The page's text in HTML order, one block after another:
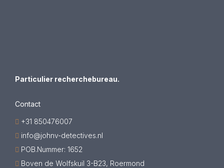
Particulier recherchebureau.
Contact
+31 850476007
info@johnv-detectives.nl
POB.Nummer: 1652
Boven de Wolfskuil 3-B23, Roermond